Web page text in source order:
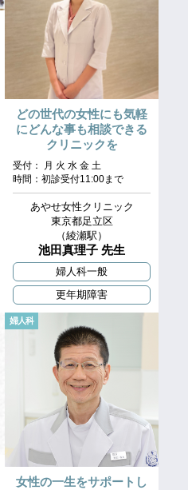
どの世代の女性にも気軽
にどんな事も相談できる
クリニックを
受付： 月 火 水 金 土
時間：初診受付11:00まで
あやせ女性クリニック
東京都足立区
（綾瀬駅）
池田真理子 先生
婦人科一般
更年期障害
婦人科
女性の一生をサポートし